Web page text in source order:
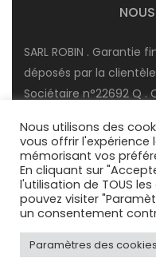
SARL ROBIN . Garantie
déposés par la clientèle
Sociétaire n°22692 Q .
RCS : 423 335 009 .
transaction
Numéro de TVA : FR 44
©2007 – 2022 SARL
Nous utilisons des
vous offrir l'expérience
mémorisant vos
En cliquant sur
l'utilisation de TOUS
pouvez visiter
un consentement
Paramètres des cookies
Christelle